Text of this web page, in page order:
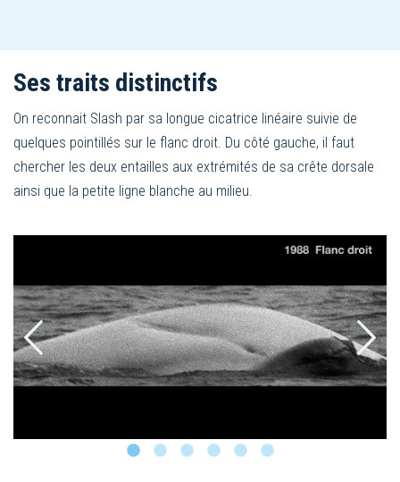
Ses traits distinctifs
On reconnait Slash par sa longue cicatrice linéaire suivie de
quelques pointillés sur le flanc droit. Du côté gauche, il faut
chercher les deux entailles aux extrémités de sa crête dorsale
ainsi que la petite ligne blanche au milieu.